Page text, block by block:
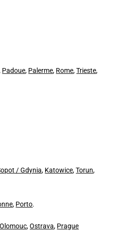
Padoue, Palerme, Rome,Trieste,
/ Gdynia, Katowice,Torun,
, Porto.
Olomouc,Ostrava, Prague